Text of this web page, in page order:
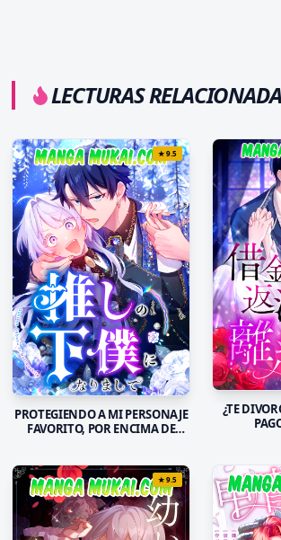
LECTURAS
★9.5
PROTEGIENDO A MI PERSONAJE
FAVORITO, POR ENCIMA DE
¿TE
★9.5